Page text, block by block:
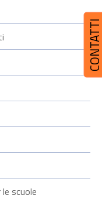
scuole